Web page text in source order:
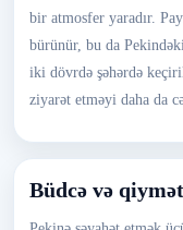
bir atmosfer yaradır.
bürünür, bu da
iki dövrdə şəhərdə
ziyarət etməyi daha da
Büdcə və